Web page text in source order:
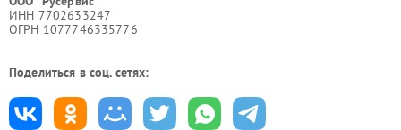
ИНН 7702633247
ОГРН 1077746335776
Поделиться в соц. сетях: